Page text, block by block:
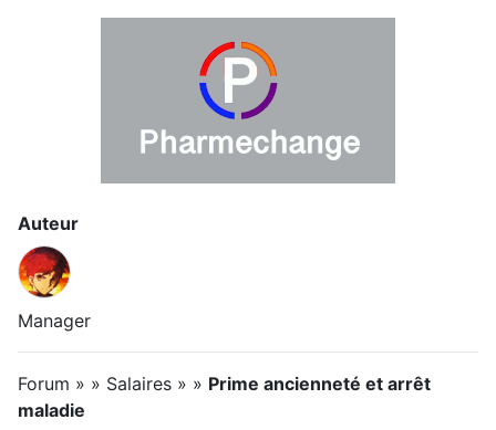
Auteur
Manager
Forum » » Salaires » » Prime ancienneté et arrêt
maladie